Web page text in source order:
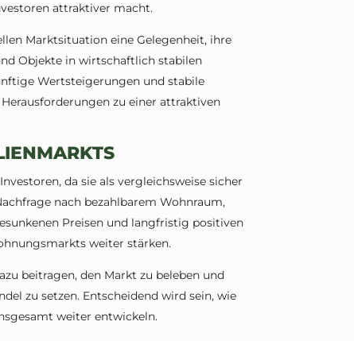
attraktiver macht.
Marktsituation eine Gelegenheit, ihre
Objekte in wirtschaftlich stabilen
Wertsteigerungen und stabile
zu einer attraktiven
da sie als vergleichsweise sicher
nach bezahlbarem Wohnraum,
Preisen und langfristig positiven
weiter stärken.
beitragen, den Markt zu beleben und
zu setzen. Entscheidend wird sein, wie
weiter entwickeln.